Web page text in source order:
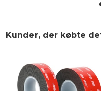
Kunder, der købte